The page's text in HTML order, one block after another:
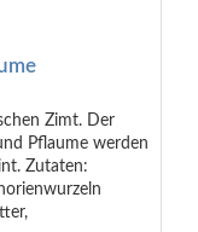
Zimt. Der
Pflaume werden
Zutaten: